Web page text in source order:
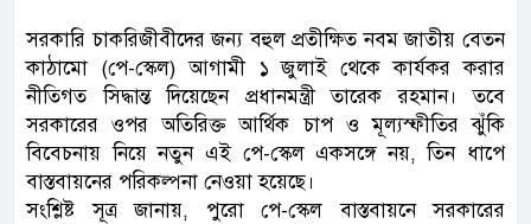
সরকারি চাকরিজীবীদের জন্য বহুল প্রতীক্ষিত নবম জাতীয় বেতন
কাঠামো (পে-স্কেল) আগামী ১ জুলাই থেকে কার্যকর করার
নীতিগত সিদ্ধান্ত দিয়েছেন প্রধানমন্ত্রী তারেক রহমান। তবে
সরকারের ওপর অতিরিক্ত আর্থিক চাপ ও মূল্যস্ফীতির ঝুঁকি
বিবেচনায় নিয়ে নতুন এই পে-স্কেল একসঙ্গে নয়, তিন ধাপে
বাস্তবায়নের পরিকল্পনা নেওয়া হয়েছে।
সংশ্লিষ্ট সূত্র জানায়, পুরো পে-স্কেল বাস্তবায়নে সরকারের